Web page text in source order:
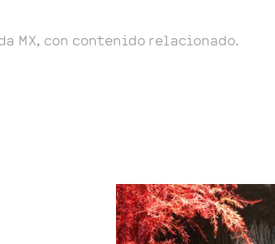
MX, con contenido relacionado.